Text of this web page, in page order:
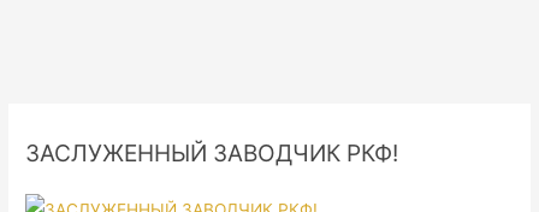
ЗАСЛУЖЕННЫЙ ЗАВОДЧИК РКФ!